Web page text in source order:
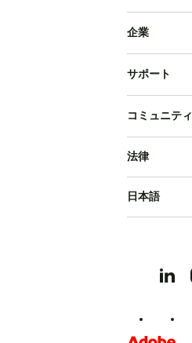
企業
サポート
コミュニティ
法律
日本語